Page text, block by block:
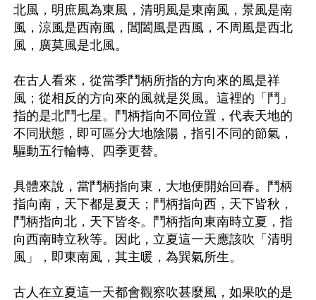
北風，明庶風為東風，清明風是東南風，景風是南
風，涼風是西南風，閶闔風是西風，不周風是西北
風，廣莫風是北風。
在古人看來，從當季鬥柄所指的方向來的風是祥
風；從相反的方向來的風就是災風。這裡的「鬥」
指的是北鬥七星。鬥柄指向不同位置，代表天地的
不同狀態，即可區分大地陰陽，指引不同的節氣，
驅動五行輪轉、四季更替。
具體來說，當鬥柄指向東，大地便開始回春。鬥柄
指向南，天下都是夏天；鬥柄指向西，天下皆秋，
鬥柄指向北，天下皆冬。鬥柄指向東南時立夏，指
向西南時立秋等。因此，立夏這一天應該吹「清明
風」，即東南風，其主暖，為巽氣所生。
古人在立夏這一天都會觀察吹甚麼風，如果吹的是